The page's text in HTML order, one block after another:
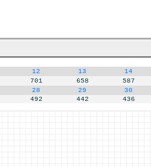
12 13 14
701 658 587
28 29 30
492 442 436